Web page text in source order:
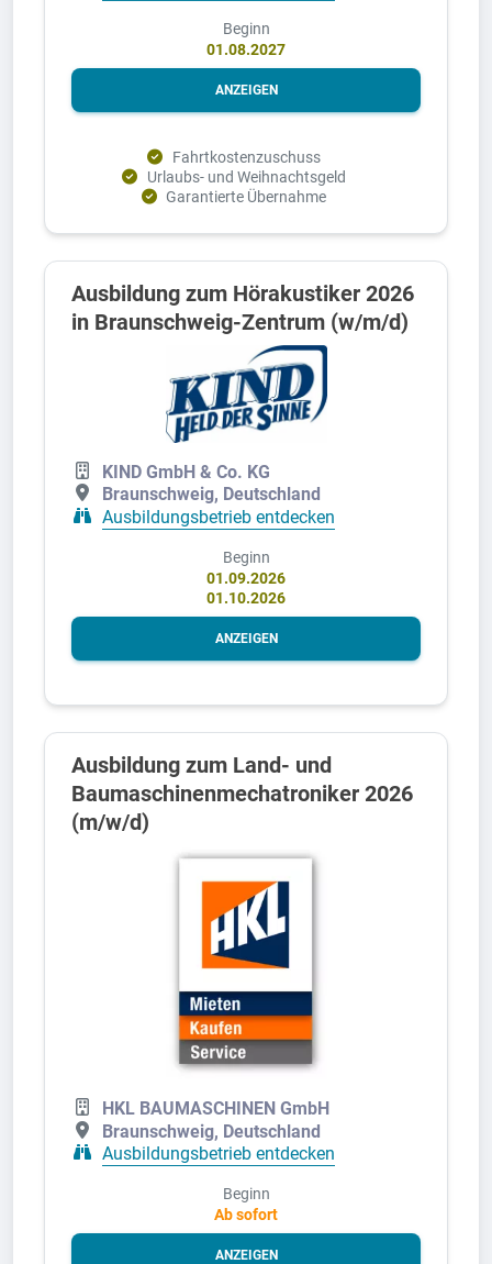
Beginn
01.08.2027
ANZEIGEN
Fahrtkostenzuschuss
Urlaubs- und Weihnachtsgeld
Garantierte Übernahme
Ausbildung zum Hörakustiker 2026
in Braunschweig-Zentrum (w/m/d)
KIND GmbH & Co. KG
Braunschweig, Deutschland
Ausbildungsbetrieb entdecken
Beginn
01.09.2026
01.10.2026
ANZEIGEN
Ausbildung zum Land- und
Baumaschinenmechatroniker 2026
(m/w/d)
HKL BAUMASCHINEN GmbH
Braunschweig, Deutschland
Ausbildungsbetrieb entdecken
Beginn
Ab sofort
ANZEIGEN